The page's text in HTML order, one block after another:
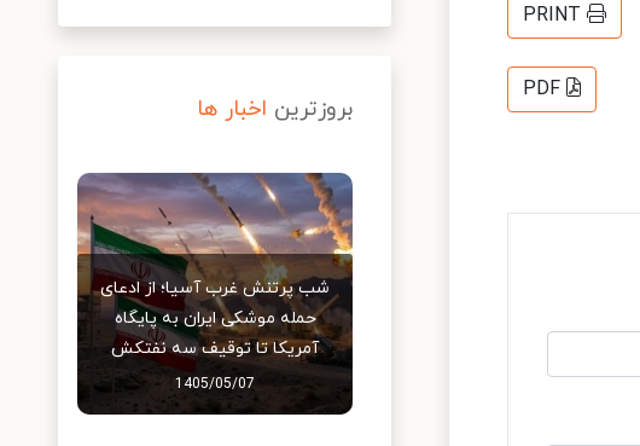
PRINT
PDF
بروزترین اخبار ها
شب پرتنش غرب آسیا؛ از ادعای
حمله موشکی ایران به پایگاه
آمریکا تا توقیف سه نفتکش
1405/05/07